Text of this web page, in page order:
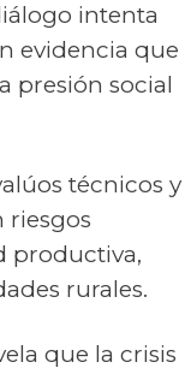
intenta
evidencia que
presión social
técnicos y
riesgos
productiva,
rurales.
que la crisis